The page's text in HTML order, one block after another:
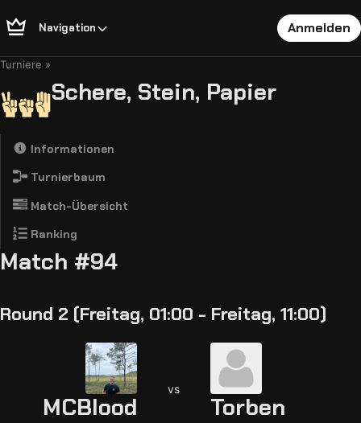
Navigation Anmelden
Turniere
Schere, Stein, Papier
Informationen
Turnierbaum
Match-Übersicht
Ranking
Match #94
Round 2 (Freitag, 01:00 - Freitag, 11:00)
MCBlood
vs
Torben